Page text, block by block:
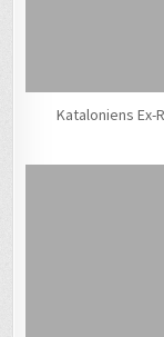
Kataloniens